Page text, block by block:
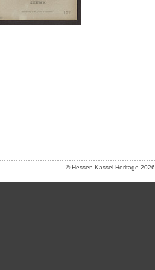
© Hessen Kassel Heritage 2026